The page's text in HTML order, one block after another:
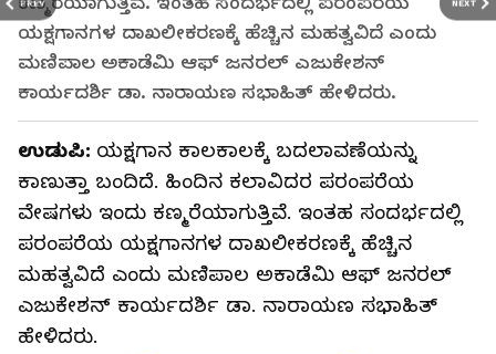
PREV NEXT
ಯಕ್ಷಗಾನಗಳ ದಾಖಲೀಕರಣಕ್ಕೆ ಹೆಚ್ಚಿನ ಮಹತ್ವವಿದೆ ಎಂದು
ಮಣಿಪಾಲ ಅಕಾಡೆಮಿ ಆಫ್ ಜನರಲ್ ಎಜುಕೇಶನ್
ಕಾರ್ಯದರ್ಶಿ ಡಾ. ನಾರಾಯಣ ಸಭಾಹಿತ್ ಹೇಳಿದರು.
ಉಡುಪಿ: ಯಕ್ಷಗಾನ ಕಾಲಕಾಲಕ್ಕೆ ಬದಲಾವಣೆಯನ್ನು
ಕಾಣುತ್ತಾ ಬಂದಿದೆ. ಹಿಂದಿನ ಕಲಾವಿದರ ಪರಂಪರೆಯ
ವೇಷಗಳು ಇಂದು ಕಣ್ಮರೆಯಾಗುತ್ತಿವೆ. ಇಂತಹ ಸಂದರ್ಭದಲ್ಲಿ
ಪರಂಪರೆಯ ಯಕ್ಷಗಾನಗಳ ದಾಖಲೀಕರಣಕ್ಕೆ ಹೆಚ್ಚಿನ
ಮಹತ್ವವಿದೆ ಎಂದು ಮಣಿಪಾಲ ಅಕಾಡೆಮಿ ಆಫ್ ಜನರಲ್
ಎಜುಕೇಶನ್ ಕಾರ್ಯದರ್ಶಿ ಡಾ. ನಾರಾಯಣ ಸಭಾಹಿತ್
ಹೇಳಿದರು.